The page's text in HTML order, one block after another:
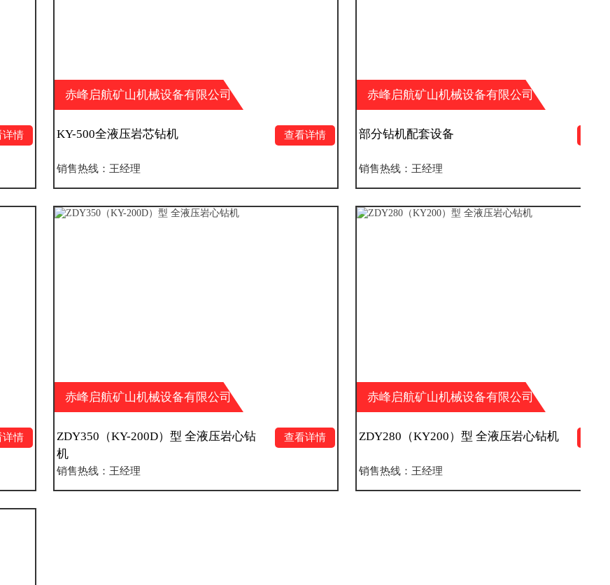
赤峰启航矿山机械设备有限公司
KY-500全液压岩芯钻机
销售热线：王经理
赤峰启航矿山机械设备有限公司
部分钻机配套设备
销售热线：王经理
赤峰启航矿山机械设备有限公司
ZDY350（KY-200D）型 全液压岩心钻
查看详情
销售热线：王经理
赤峰启航矿山机械设备有限公司
ZDY280（KY200）型 全液压岩心钻机 查看详情
销售热线：王经理